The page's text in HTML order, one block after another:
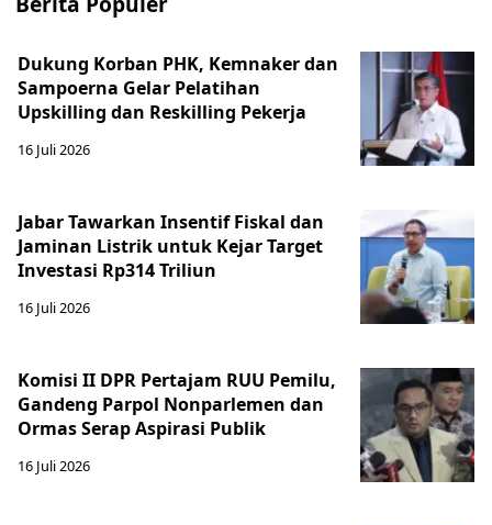
Dukung Korban PHK, Kemnaker dan
Sampoerna Gelar Pelatihan
Upskilling dan Reskilling Pekerja
16 Juli 2026
Jabar Tawarkan Insentif Fiskal dan
Jaminan Listrik untuk Kejar Target
Investasi Rp314 Triliun
16 Juli 2026
Komisi II DPR Pertajam RUU Pemilu,
Gandeng Parpol Nonparlemen dan
Ormas Serap Aspirasi Publik
16 Juli 2026